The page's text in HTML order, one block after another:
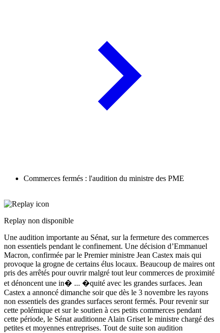
Commerces fermés : l'audition du ministre des PME
Replay non disponible
Une audition importante au Sénat, sur la fermeture des commerces
non essentiels pendant le confinement. Une décision d’Emmanuel
Macron, confirmée par le Premier ministre Jean Castex mais qui
provoque la grogne de certains élus locaux. Beaucoup de maires ont
pris des arrêtés pour ouvrir malgré tout leur commerces de proximité
et dénoncent une in� ... �quité avec les grandes surfaces. Jean
Castex a annoncé dimanche soir que dès le 3 novembre les rayons
non essentiels des grandes surfaces seront fermés. Pour revenir sur
cette polémique et sur le soutien à ces petits commerces pendant
cette période, le Sénat auditionne Alain Griset le ministre chargé des
petites et moyennes entreprises. Tout de suite son audition